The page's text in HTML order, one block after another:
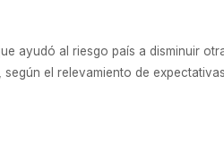
ayudó al riesgo país a disminuir
el relevamiento de